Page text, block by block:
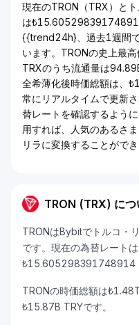
現在のTRON（TRX）と
は
{{trend24h}、過去1週間
います。TRONの史上最
TRXのうち流通量は
全希薄化後時価総額は、
常にリアルタイムで更新
替レートを確認するよう
用すれば、人気のあるさ
リラに変換することができ
TRON (TRX) につ
TRONはBybitでトルコ・
です。現在の為替レート
₺15.605298391748914
TRONの時価総額は
₺15.87B TRYです。